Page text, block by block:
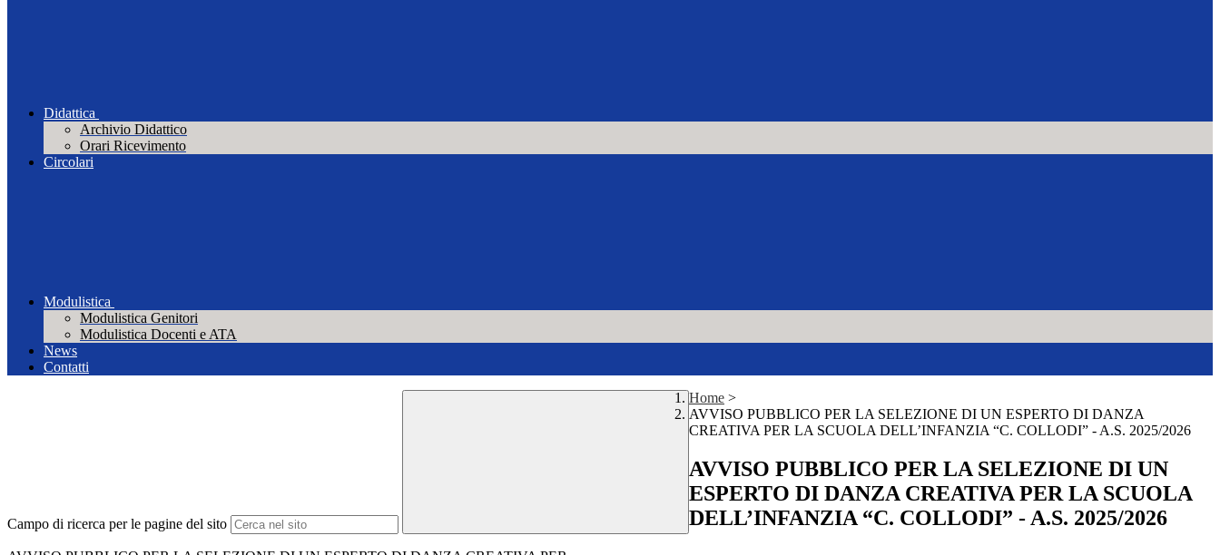
Didattica
Archivio Didattico
Orari Ricevimento
Circolari
Modulistica
Modulistica Genitori
Modulistica Docenti e ATA
News
Contatti
Campo di ricerca per le pagine del sito
Home >
AVVISO PUBBLICO PER LA SELEZIONE DI UN ESPERTO DI DANZA
CREATIVA PER LA SCUOLA DELL’INFANZIA “C. COLLODI” - A.S. 2025/2026
AVVISO PUBBLICO PER LA SELEZIONE DI UN
ESPERTO DI DANZA CREATIVA PER LA SCUOLA
DELL’INFANZIA “C. COLLODI” - A.S. 2025/2026